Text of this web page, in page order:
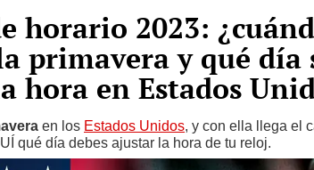
horario 2023:
primavera y qué día
hora en Estados
en los Estados Unidos, y con ella llega el
qué día debes ajustar la hora de tu reloj.